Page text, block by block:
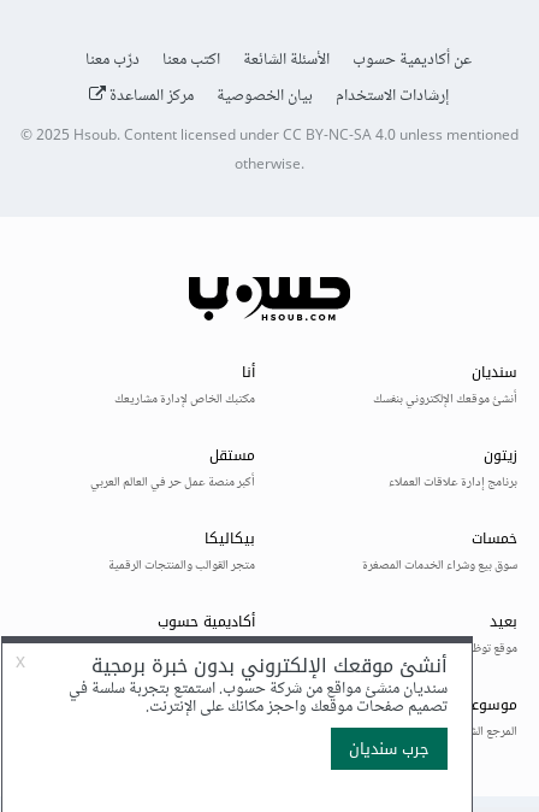
عن أكاديمية حسوب الأسئلة الشائعة اكتب معنا
درّب معنا
إرشادات الاستخدام
بيان الخصوصية مركز المساعدة
© 2025Hsoub.Content licensed underCC BY-NC-SA 4.0unless mentioned
otherwise.